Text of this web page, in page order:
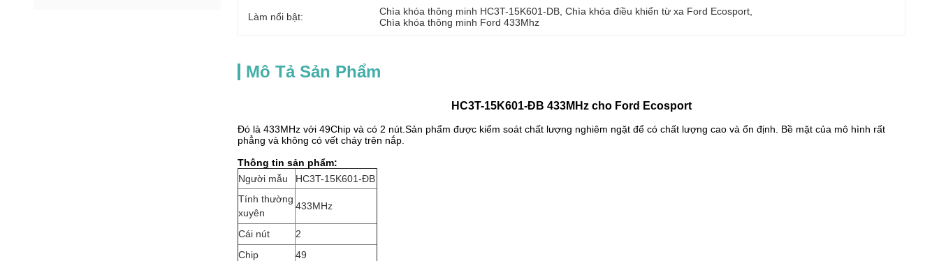
Làm nổi bật: Chìa khóa thông minh HC3T-15K601-DB , Chìa khóa điều khiển từ xa Ford Ecosport
Chìa khóa thông minh Ford 433Mhz
Mô Tả Sản Phẩm
HC3T-15K601-ĐB 433MHz cho Ford Ecosport
Đó là 433MHz với 49Chip và có 2 nút.Sản phẩm được kiểm soát chất lượng nghiêm ngặt để có chất lượng cao và ổn định. Bề mặt của mô hình rất
phẳng và không có vết cháy trên nắp.
Thông tin sản phẩm:
Người mẫu
HC3T-15K601-ĐB
Tính thường
xuyên
433MHz
Cái nút
2
Chip
49